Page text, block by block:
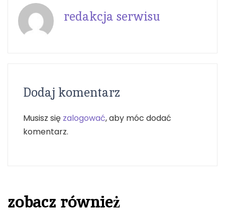
redakcja serwisu
Dodaj komentarz
Musisz się zalogować, aby móc dodać
komentarz.
zobacz również